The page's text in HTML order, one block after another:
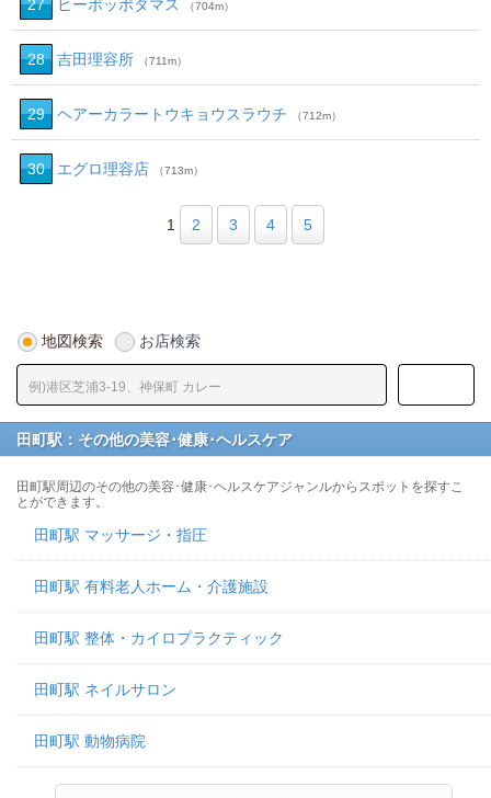
27 ヒーポッポタマス （704m）
28 吉田理容所 （711m）
29 ヘアーカラートウキョウスラウチ （712m）
30 エグロ理容店 （713m）
1 2 3 4 5
地図検索 お店検索
田町駅：その他の美容･健康･ヘルスケア
田町駅周辺のその他の美容･健康･ヘルスケアジャンルからスポットを探すこ
とができます。
田町駅 マッサージ・指圧
田町駅 有料老人ホーム・介護施設
田町駅 整体・カイロプラクティック
田町駅 ネイルサロン
田町駅 動物病院